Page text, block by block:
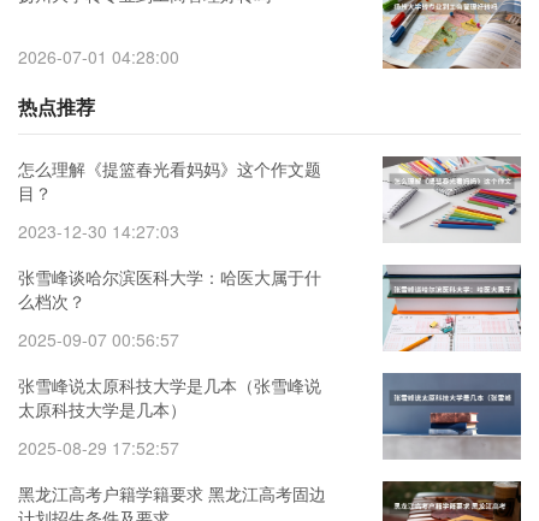
2026-07-01 04:28:00
热点推荐
怎么理解《提篮春光看妈妈》这个作文题
目？
2023-12-30 14:27:03
张雪峰谈哈尔滨医科大学：哈医大属于什
么档次？
2025-09-07 00:56:57
张雪峰说太原科技大学是几本（张雪峰说
太原科技大学是几本）
2025-08-29 17:52:57
黑龙江高考户籍学籍要求 黑龙江高考固边